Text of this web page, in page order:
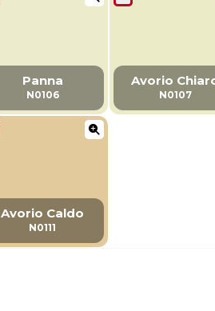
Panna
N0106
Avorio
N0107
Avorio Caldo
N0111